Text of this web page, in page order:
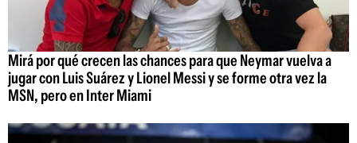
Mirá por qué crecen las chances para que Neymar vuelva a
jugar con Luis Suárez y Lionel Messi y se forme otra vez la
MSN, pero en Inter Miami